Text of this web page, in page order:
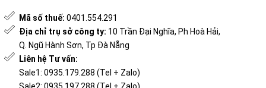
Mã số thuế: 0401.554.291
Địa chỉ trụ sở công ty: 10 Trần Đại Nghĩa, Ph Hoà Hải,
Q. Ngũ Hành Sơn, Tp Đà Nẵng
Liên hệ Tư vấn:
Sale1: 0935.179.288 (Tel + Zalo)